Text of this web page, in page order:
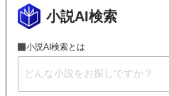
小説AI検索
小説AI検索とは